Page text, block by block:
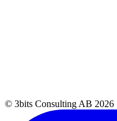
© 3bits Consulting AB 2026